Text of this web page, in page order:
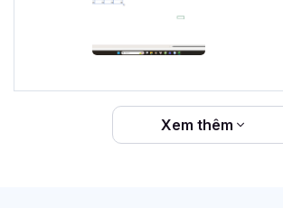
Xem thêm